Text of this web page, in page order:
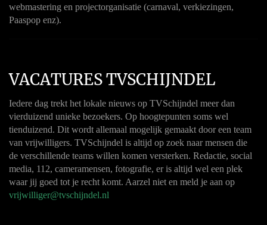
webmastering en projectorganisatie (carnaval, verkiezingen,
Paaspop enz).
VACATURES TVSCHIJNDEL
Iedere dag trekt het lokale nieuws op TVSchijndel meer dan
vierduizend unieke bezoekers. Op hoogtepunten soms wel
tienduizend. Dit wordt allemaal mogelijk gemaakt door een team
van vrijwilligers. TVSchijndel is altijd op zoek naar mensen die
de verschillende teams willen komen versterken. Redactie, social
media, 112, cameramensen, fotografie, er is altijd wel een plek
waar jij goed tot je recht komt. Aarzel niet en meld je aan op
vrijwilliger@tvschijndel.nl